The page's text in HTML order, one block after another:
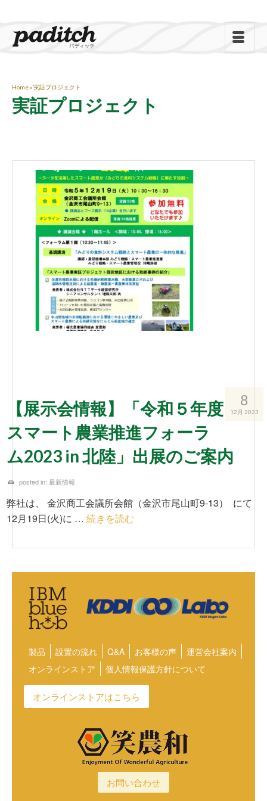
実証プロジェクト
Home»実証プロジェクト
8
12月 2023
【展示会情報】「令和５年度
スマート農業推進フォーラ
ム2023 in 北陸」出展のご案内
posted in: 最新情報
弊社は、 金沢商工会議所会館（金沢市尾山町9-13） にて
12月19日(火)に … 続きを読む
製品 設置の流れ Q&A お客様の声
運営会社案内
オンラインストア
個人情報保護方針について
オンラインストアはこちら
お問い合わせ